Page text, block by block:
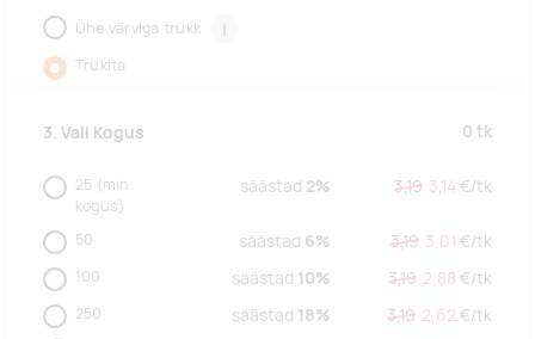
Ühe värviga trükk i
Trükita
3. Vali Kogus 0 tk
25 (min.
kogus)
säästad 2% 3,19 3,14 €/tk
50 säästad 6% 3,19 3,01 €/tk
100 säästad 10% 3,19 2,88 €/tk
250 säästad 18% 3,19 2,62 €/tk